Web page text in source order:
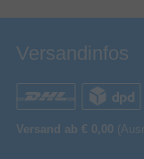
Versandinfos
Versand ab € 0,00